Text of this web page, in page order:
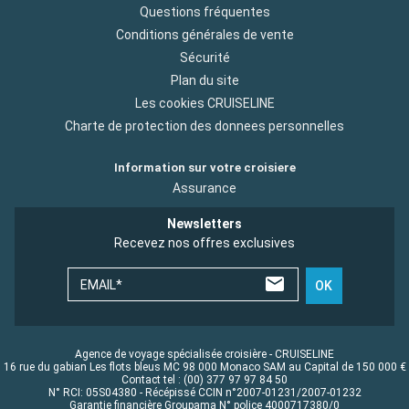
Questions fréquentes
Conditions générales de vente
Sécurité
Plan du site
Les cookies CRUISELINE
Charte de protection des donnees personnelles
Information sur votre croisiere
Assurance
Newsletters
Recevez nos offres exclusives
EMAIL* OK
Agence de voyage spécialisée croisière - CRUISELINE
16 rue du gabian Les flots bleus MC 98 000 Monaco SAM au Capital de 150 000 €
Contact tel : (00) 377 97 97 84 50
N° RCI: 05S04380 - Récépissé CCIN n°2007-01231/2007-01232
Garantie financière Groupama N° police 4000717380/0